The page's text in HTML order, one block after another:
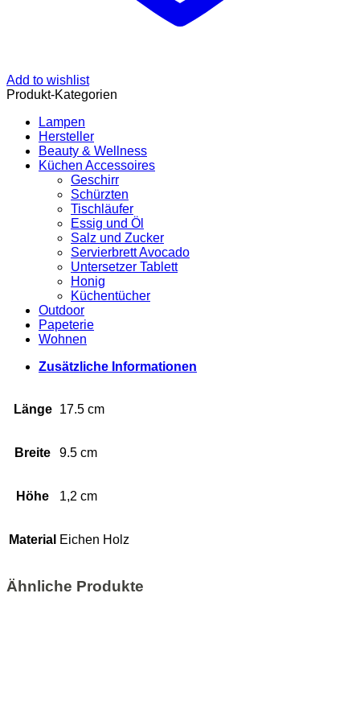
Add to wishlist
Produkt-Kategorien
Lampen
Hersteller
Beauty & Wellness
Küchen Accessoires
Geschirr
Schürzten
Tischläufer
Essig und Öl
Salz und Zucker
Servierbrett Avocado
Untersetzer Tablett
Honig
Küchentücher
Outdoor
Papeterie
Wohnen
Zusätzliche Informationen
Länge 17.5 cm
Breite 9.5 cm
Höhe 1,2 cm
Material Eichen Holz
Ähnliche Produkte